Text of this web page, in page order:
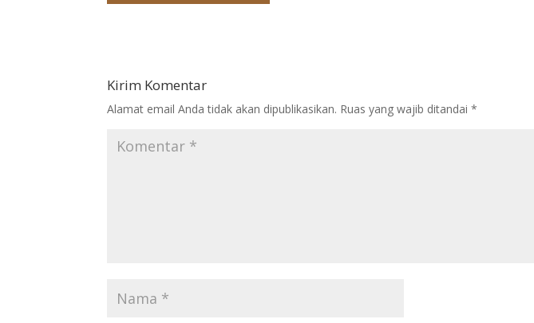
Kirim Komentar
Alamat email Anda tidak akan dipublikasikan. Ruas yang wajib ditandai*